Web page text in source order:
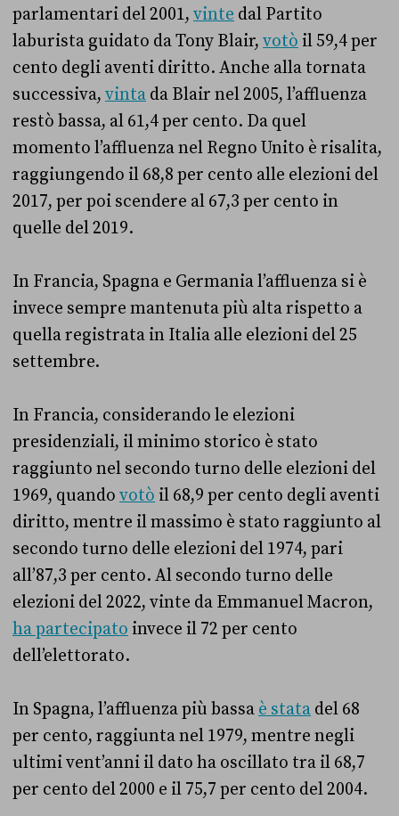
parlamentari del 2001, vinte dal Partito
laburista guidato da Tony Blair, votò il 59,4 per
cento degli aventi diritto. Anche alla tornata
successiva, vinta da Blair nel 2005, l’affluenza
restò bassa, al 61,4 per cento. Da quel
momento l’affluenza nel Regno Unito è risalita,
raggiungendo il 68,8 per cento alle elezioni del
2017, per poi scendere al 67,3 per cento in
quelle del 2019.
In Francia, Spagna e Germania l’affluenza si è
invece sempre mantenuta più alta rispetto a
quella registrata in Italia alle elezioni del 25
settembre.
In Francia, considerando le elezioni
presidenziali, il minimo storico è stato
raggiunto nel secondo turno delle elezioni del
1969, quando votò il 68,9 per cento degli aventi
diritto, mentre il massimo è stato raggiunto al
secondo turno delle elezioni del 1974, pari
all’87,3 per cento. Al secondo turno delle
elezioni del 2022, vinte da Emmanuel Macron,
ha partecipato invece il 72 per cento
dell’elettorato.
In Spagna, l’affluenza più bassa è stata del 68
per cento, raggiunta nel 1979, mentre negli
ultimi vent’anni il dato ha oscillato tra il 68,7
per cento del 2000 e il 75,7 per cento del 2004.